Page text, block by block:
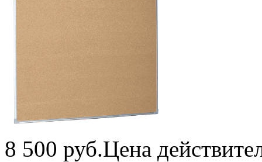
8 500 руб.Цена